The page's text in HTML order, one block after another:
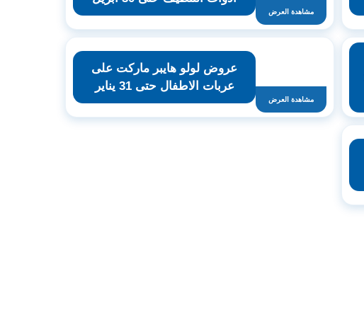
مشاهدة العرض
مشاهدة العرض
عروض لولو هايبر ماركت على
عربات الاطفال حتى 31 يناير